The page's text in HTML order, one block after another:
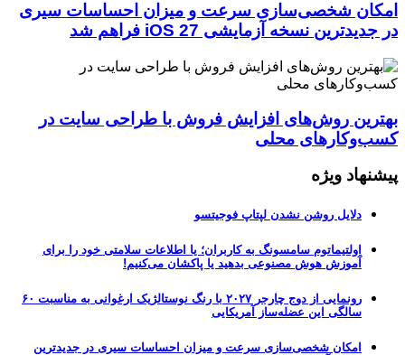
امکان شخصی‌سازی سرعت و میزان احساسات سیری
در جدیدترین نسخه آزمایشی iOS 27 فراهم شد
بهترین روش‌های افزایش فروش با طراحی سایت در
کسب‌وکارهای محلی
پیشنهاد ویژه
دلایل روشن نشدن لپتاپ فوجیتسو
اولتیماتوم سامسونگ به کاربران؛ یا اطلاعات سلامتی خود را برای
آموزش هوش مصنوعی بدهید یا پاکشان می‌کنیم!
رونمایی از دوج چارجر ۲۰۲۷ با رنگ نوستالژیک ارغوانی به مناسبت ۶۰
سالگی این عضله‌ساز آمریکایی
امکان شخصی‌سازی سرعت و میزان احساسات سیری در جدیدترین